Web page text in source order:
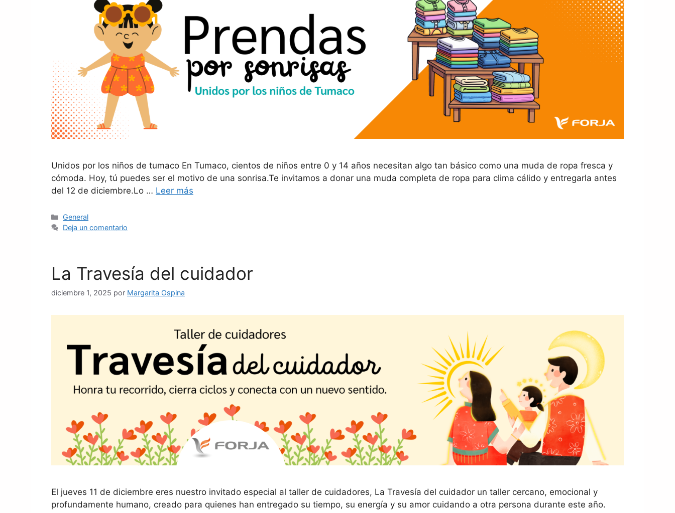
Unidos por los niños de tumaco En Tumaco, cientos de niños entre 0 y 14 años necesitan algo tan básico como una muda de ropa fresca y
cómoda. Hoy, tú puedes ser el motivo de una sonrisa.Te invitamos a donar una muda completa de ropa para clima cálido y entregarla antes
del 12 de diciembre.Lo … Leer más
General
Deja un comentario
La Travesía del cuidador
diciembre 1, 2025 por Margarita Ospina
El jueves 11 de diciembre eres nuestro invitado especial al taller de cuidadores, La Travesía del cuidador un taller cercano, emocional y
profundamente humano, creado para quienes han entregado su tiempo, su energía y su amor cuidando a otra persona durante este año.